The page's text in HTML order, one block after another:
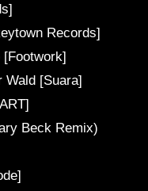
Records]
[Footwork]
Wald [Suara]
Beck Remix)